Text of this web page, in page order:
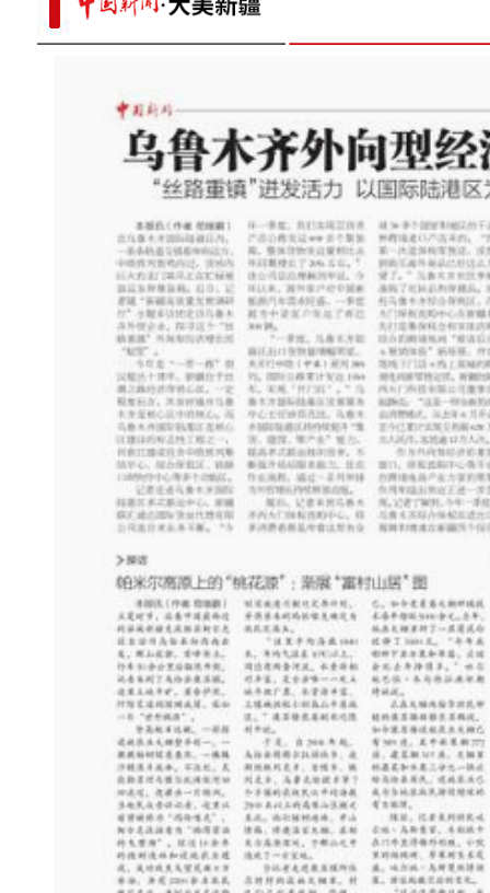
新疆百里丹霞山花烂